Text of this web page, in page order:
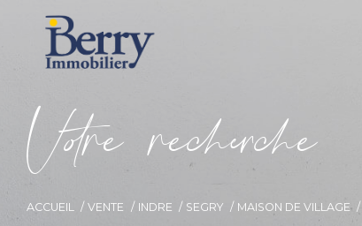
Vore recece
ACCUEIL VENTE INDRE SEGRY MAISON DE VILLAGE